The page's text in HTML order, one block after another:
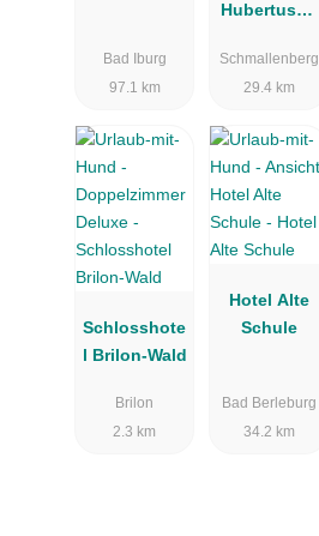
Bad Iburg
97.1 km
Hubertushö
Schmallenberg
29.4 km
Schlosshote
l Brilon-Wald
Brilon
2.3 km
Hotel Alte
Schule
Bad Berleburg
34.2 km